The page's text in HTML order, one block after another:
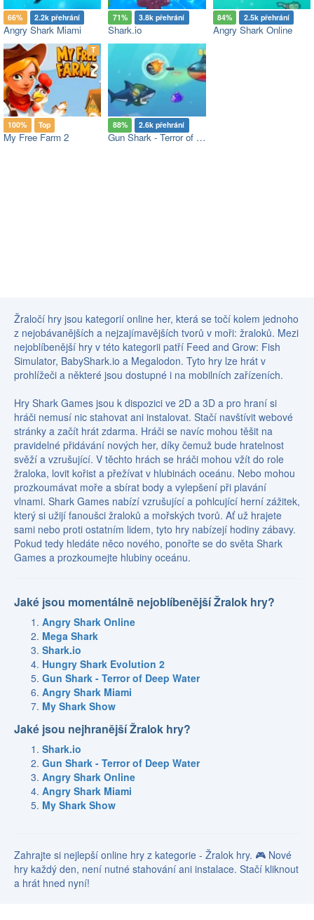
66% 2.2k přehrání
Angry Shark Miami
71% 3.8k přehrání
Shark.io
84% 2.5k přehrání
Angry Shark Online
Top
100% Top
My Free Farm 2
88% 2.6k přehrání
Gun Shark - Terror of Deep Water
Žraločí hry jsou kategorií online her, která se točí kolem jednoho
z nejobávanějších a nejzajímavějších tvorů v moři: žraloků. Mezi
nejoblíbenější hry v této kategorii patří Feed and Grow: Fish
Simulator, BabyShark.io a Megalodon. Tyto hry lze hrát v
prohlížeči a některé jsou dostupné i na mobilních zařízeních.
Hry Shark Games jsou k dispozici ve 2D a 3D a pro hraní si
hráči nemusí nic stahovat ani instalovat. Stačí navštívit webové
stránky a začít hrát zdarma. Hráči se navíc mohou těšit na
pravidelné přidávání nových her, díky čemuž bude hratelnost
svěží a vzrušující. V těchto hrách se hráči mohou vžít do role
žraloka, lovit kořist a přežívat v hlubinách oceánu. Nebo mohou
prozkoumávat moře a sbírat body a vylepšení při plavání
vlnami. Shark Games nabízí vzrušující a pohlcující herní zážitek,
který si užijí fanoušci žraloků a mořských tvorů. Ať už hrajete
sami nebo proti ostatním lidem, tyto hry nabízejí hodiny zábavy.
Pokud tedy hledáte něco nového, ponořte se do světa Shark
Games a prozkoumejte hlubiny oceánu.
Jaké jsou momentálně nejoblíbenější Žralok hry?
Angry Shark Online
Mega Shark
Shark.io
Hungry Shark Evolution 2
Gun Shark - Terror of Deep Water
Angry Shark Miami
My Shark Show
Jaké jsou nejhranější Žralok hry?
Shark.io
Gun Shark - Terror of Deep Water
Angry Shark Online
Angry Shark Miami
My Shark Show
Zahrajte si nejlepší online hry z kategorie - Žralok hry. 🎮 Nové
hry každý den, není nutné stahování ani instalace. Stačí kliknout
a hrát hned nyní!